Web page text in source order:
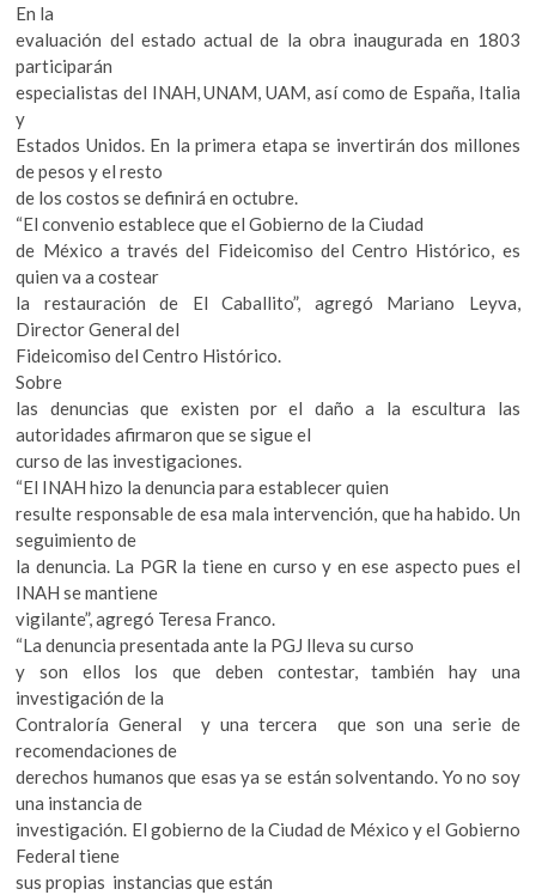
En la
evaluación del estado actual de la obra inaugurada en 1803
participarán
especialistas del INAH, UNAM, UAM, así como de España, Italia
y
Estados Unidos. En la primera etapa se invertirán dos millones
de pesos y el resto
de los costos se definirá en octubre.
“El convenio establece que el Gobierno de la Ciudad
de México a través del Fideicomiso del Centro Histórico, es
quien va a costear
la restauración de El Caballito”, agregó Mariano Leyva,
Director General del
Fideicomiso del Centro Histórico.
Sobre
las denuncias que existen por el daño a la escultura las
autoridades afirmaron que se sigue el
curso de las investigaciones.
“El INAH hizo la denuncia para establecer quien
resulte responsable de esa mala intervención, que ha habido. Un
seguimiento de
la denuncia. La PGR la tiene en curso y en ese aspecto pues el
INAH se mantiene
vigilante”, agregó Teresa Franco.
“La denuncia presentada ante la PGJ lleva su curso
y son ellos los que deben contestar, también hay una
investigación de la
Contraloría General y una tercera que son una serie de
recomendaciones de
derechos humanos que esas ya se están solventando. Yo no soy
una instancia de
investigación. El gobierno de la Ciudad de México y el Gobierno
Federal tiene
sus propias instancias que están